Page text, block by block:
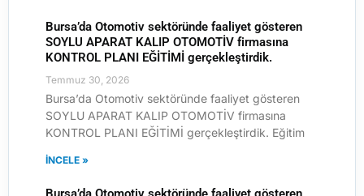
Bursa’da Otomotiv sektöründe faaliyet gösteren
SOYLU APARAT KALIP OTOMOTİV firmasına
KONTROL PLANI EĞİTİMİ gerçekleştirdik.
Temmuz 30, 2026
Bursa’da Otomotiv sektöründe faaliyet gösteren
SOYLU APARAT KALIP OTOMOTİV firmasına
KONTROL PLANI EĞİTİMİ gerçekleştirdik. Eğitim
İNCELE »